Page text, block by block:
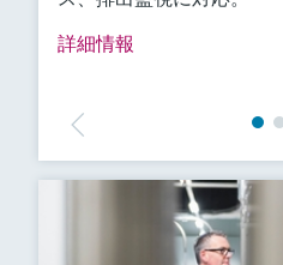
詳細情報